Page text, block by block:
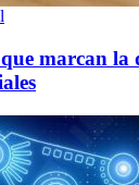
marcan la